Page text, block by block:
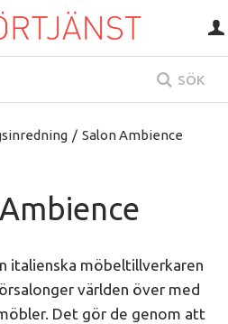
SÖK
/ Salon Ambience
italienska möbeltillverkaren
världen över med
Det gör de genom att